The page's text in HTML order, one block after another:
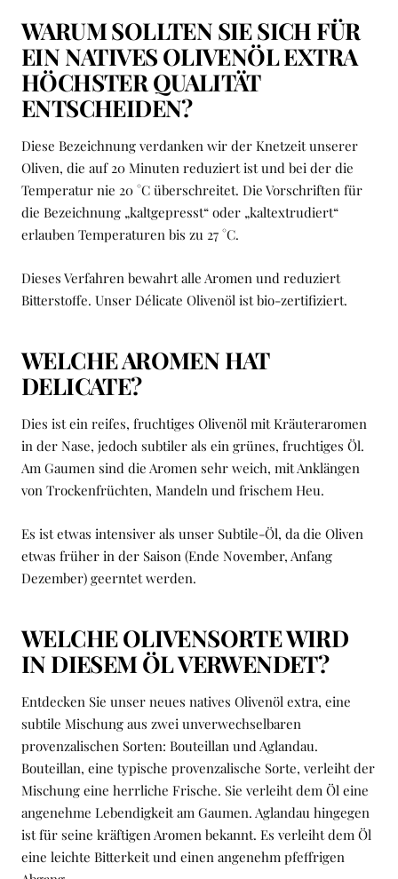
WARUM SOLLTEN SIE SICH FÜR
EIN NATIVES OLIVENÖL EXTRA
HÖCHSTER QUALITÄT
ENTSCHEIDEN?
Diese Bezeichnung verdanken wir der Knetzeit unserer
Oliven, die auf 20 Minuten reduziert ist und bei der die
Temperatur nie 20 °C überschreitet. Die Vorschriften für
die Bezeichnung „kaltgepresst“ oder „kaltextrudiert“
erlauben Temperaturen bis zu 27 °C.
Dieses Verfahren bewahrt alle Aromen und reduziert
Bitterstoffe. Unser Délicate Olivenöl ist bio-zertifiziert.
WELCHE AROMEN HAT
DELICATE?
Dies ist ein reifes, fruchtiges Olivenöl mit Kräuteraromen
in der Nase, jedoch subtiler als ein grünes, fruchtiges Öl.
Am Gaumen sind die Aromen sehr weich, mit Anklängen
von Trockenfrüchten, Mandeln und frischem Heu.
Es ist etwas intensiver als unser Subtile-Öl, da die Oliven
etwas früher in der Saison (Ende November, Anfang
Dezember) geerntet werden.
WELCHE OLIVENSORTE WIRD
IN DIESEM ÖL VERWENDET?
Entdecken Sie unser neues natives Olivenöl extra, eine
subtile Mischung aus zwei unverwechselbaren
provenzalischen Sorten: Bouteillan und Aglandau.
Bouteillan, eine typische provenzalische Sorte, verleiht der
Mischung eine herrliche Frische. Sie verleiht dem Öl eine
angenehme Lebendigkeit am Gaumen. Aglandau hingegen
ist für seine kräftigen Aromen bekannt. Es verleiht dem Öl
eine leichte Bitterkeit und einen angenehm pfeffrigen